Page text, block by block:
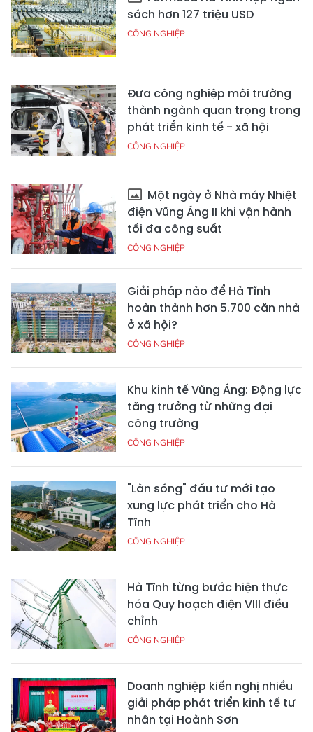
sách hơn 127 triệu USD
CÔNG NGHIỆP
Đưa công nghiệp môi trường
thành ngành quan trọng trong
phát triển kinh tế - xã hội
CÔNG NGHIỆP
Một ngày ở Nhà máy Nhiệt
điện Vũng Áng II khi vận hành
tối đa công suất
CÔNG NGHIỆP
Giải pháp nào để Hà Tĩnh
hoàn thành hơn 5.700 căn nhà
ở xã hội?
CÔNG NGHIỆP
Khu kinh tế Vũng Áng: Động lực
tăng trưởng từ những đại
công trường
CÔNG NGHIỆP
"Làn sóng" đầu tư mới tạo
xung lực phát triển cho Hà
Tĩnh
CÔNG NGHIỆP
Hà Tĩnh từng bước hiện thực
hóa Quy hoạch điện VIII điều
chỉnh
CÔNG NGHIỆP
Doanh nghiệp kiến nghị nhiều
giải pháp phát triển kinh tế tư
nhân tại Hoành Sơn